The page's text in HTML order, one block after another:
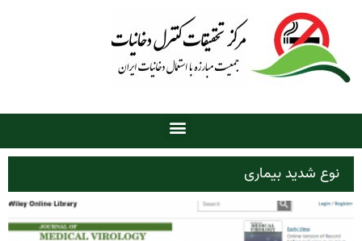
نوع شدید بیماری